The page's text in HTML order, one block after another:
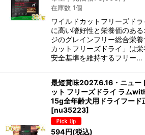
在庫数 1個
ワイルドカットフリーズド
に高い嗜好性と栄養価のあ
ジのグレインフリー総合栄
カットフリーズドライ」は
安全基準を維持するフリー…
最短賞味2027.6.16・ニュー
ット フリーズドライ ラム
15g全年齢犬用ドライフー
[nu35223]
594円(税込)